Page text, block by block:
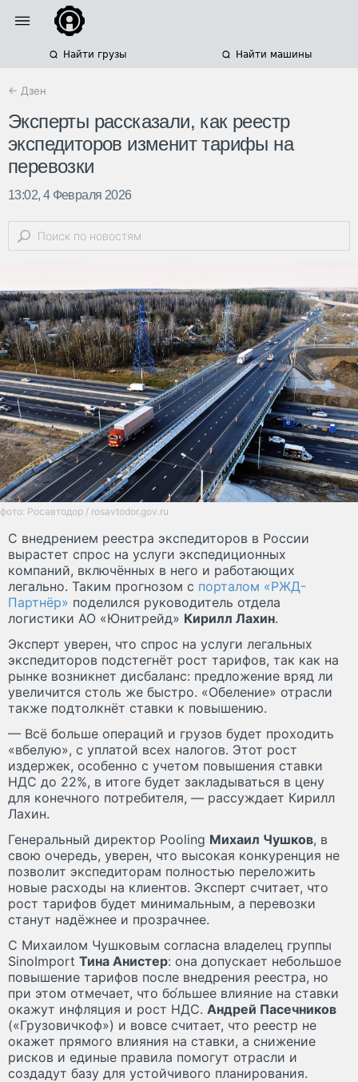
Найти грузы Найти машины
← Дзен
Эксперты рассказали, как реестр
экспедиторов изменит тарифы на
перевозки
13:02, 4 Февраля 2026
фото: Росавтодор / rosavtodor.gov.ru
С внедрением реестра экспедиторов в России
вырастет спрос на услуги экспедиционных
компаний, включённых в него и работающих
легально. Таким прогнозом с порталом «РЖД-
Партнёр» поделился руководитель отдела
логистики АО «Юнитрейд» Кирилл Лахин.
Эксперт уверен, что спрос на услуги легальных
экспедиторов подстегнёт рост тарифов, так как на
рынке возникнет дисбаланс: предложение вряд ли
увеличится столь же быстро. «Обеление» отрасли
также подтолкнёт ставки к повышению.
— Всё больше операций и грузов будет проходить
«вбелую», с уплатой всех налогов. Этот рост
издержек, особенно с учетом повышения ставки
НДС до 22%, в итоге будет закладываться в цену
для конечного потребителя, — рассуждает Кирилл
Лахин.
Генеральный директор Pooling Михаил Чушков, в
свою очередь, уверен, что высокая конкуренция не
позволит экспедиторам полностью переложить
новые расходы на клиентов. Эксперт считает, что
рост тарифов будет минимальным, а перевозки
станут надёжнее и прозрачнее.
С Михаилом Чушковым согласна владелец группы
SinoImport Тина Анистер: она допускает небольшое
повышение тарифов после внедрения реестра, но
при этом отмечает, что бо́льшее влияние на ставки
окажут инфляция и рост НДС. Андрей Пасечников
(«Грузовичкоф») и вовсе считает, что реестр не
окажет прямого влияния на ставки, а снижение
рисков и единые правила помогут отрасли и
создадут базу для устойчивого планирования.